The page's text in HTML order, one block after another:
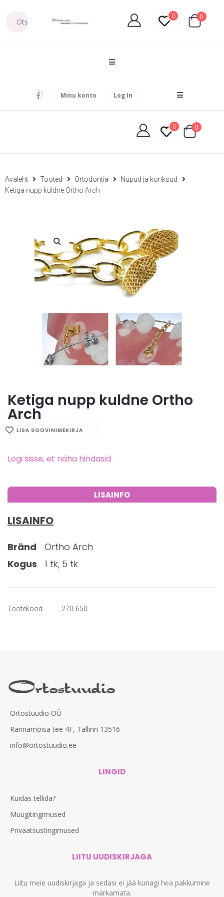
0 0
Minu konto Log In
0 0
Avaleht Tooted Ortodontia
Nupud ja konksud
Ketiga nupp kuldne Ortho Arch
Ketiga nupp kuldne Ortho
Arch
LISA SOOVINIMEKIRJA
Logi sisse, et näha hindasid
LISAINFO
LISAINFO
Bränd
Ortho Arch
Kogus
1 tk, 5 tk
Tootekood 270-650
Ortostuudio OÜ
Rannamõisa tee 4F, Tallinn 13516
info@ortostuudio.ee
LINGID
Kuidas tellida?
Müügitingimused
Privaatsustingimused
LIITU UUDISKIRJAGA
Liitu meie uudiskirjaga ja sedasi ei jää kunagi hea pakkumine
märkamata.